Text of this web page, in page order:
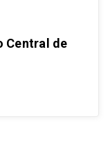
Central de